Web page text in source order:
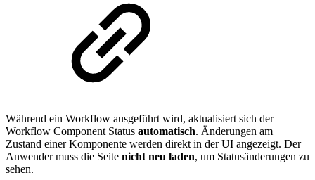
Während ein Workflow ausgeführt wird, aktualisiert sich der
Workflow Component Status automatisch. Änderungen am
Zustand einer Komponente werden direkt in der UI angezeigt. Der
Anwender muss die Seite nicht neu laden, um Statusänderungen zu
sehen.